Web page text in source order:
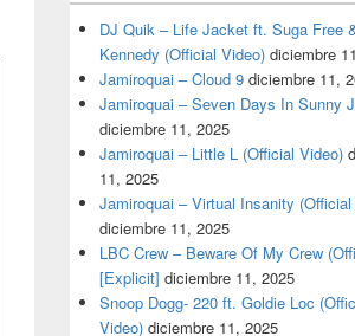
DJ Quik – Life Jacket ft. Suga Free
Kennedy (Official Video) diciembre
Jamiroquai – Cloud 9 diciembre 11,
Jamiroquai – Seven Days In Sunny
diciembre 11, 2025
Jamiroquai – Little L (Official Video)
11, 2025
Jamiroquai – Virtual Insanity
diciembre 11, 2025
LBC Crew – Beware Of My Crew
[Explicit] diciembre 11, 2025
Snoop Dogg- 220 ft. Goldie Loc
Video) diciembre 11, 2025